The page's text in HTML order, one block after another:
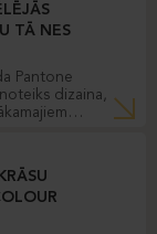
TĀ NES
Pantone
dizaina,
uzreiz